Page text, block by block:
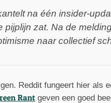
na één insider-
zat. Na de
naar collectief
Reddit fungeert hier als
Rant geven een goed